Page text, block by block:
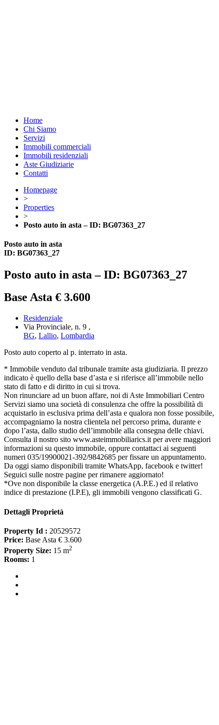
Home
Chi Siamo
Servizi
Immobili commerciali
Immobili residenziali
Aste Giudiziarie
Contatti
Homepage
>
Properties
>
Posto auto in asta – ID: BG07363_27
Posto auto in asta
ID: BG07363_27
Posto auto in asta – ID: BG07363_27
Base Asta € 3.600
Residenziale
Via Provinciale, n. 9 ,
BG, Lallio, Lombardia
Posto auto coperto al p. interrato in asta.
* Immobile venduto dal tribunale tramite asta giudiziaria. Il prezzo
indicato è quello della base d’asta e si riferisce all’immobile nello
stato di fatto e di diritto in cui si trova.
Non rinunciare ad un buon affare, noi di Aste Immobiliari Centro
Servizi siamo una società di consulenza che offre la possibilità di
acquistarlo in esclusiva prima dell’asta e qualora non fosse possibile,
accompagniamo la nostra clientela nel percorso prima, durante e
dopo l’asta, dallo studio dell’immobile alla consegna delle chiavi.
Consulta il nostro sito www.asteimmobiliarics.it per avere maggiori
informazioni su questo immobile, oppure contattaci ai seguenti
numeri 035/19900021-392/9842685 per fissare un appuntamento.
Da oggi siamo disponibili tramite WhatsApp, facebook e twitter!
Seguici sulle nostre pagine per rimanere aggiornato!
*Ove non disponibile la classe energetica (A.P.E.) ed il relativo
indice di prestazione (I.P.E), gli immobili vengono classificati G.
Dettagli Proprietà
Property Id : 20529572
Price: Base Asta € 3.600
Property Size: 15 m2
Rooms: 1